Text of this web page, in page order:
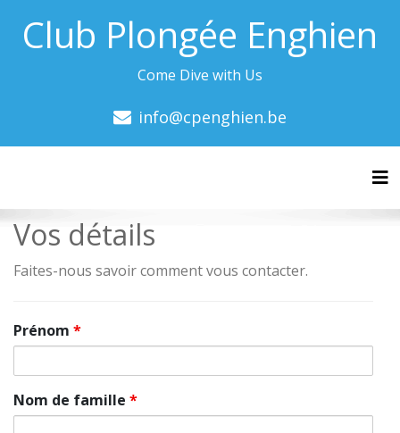
Club Plongée Enghien
Come Dive with Us
info@cpenghien.be
Vos détails
Faites-nous savoir comment vous contacter.
Prénom *
Nom de famille *